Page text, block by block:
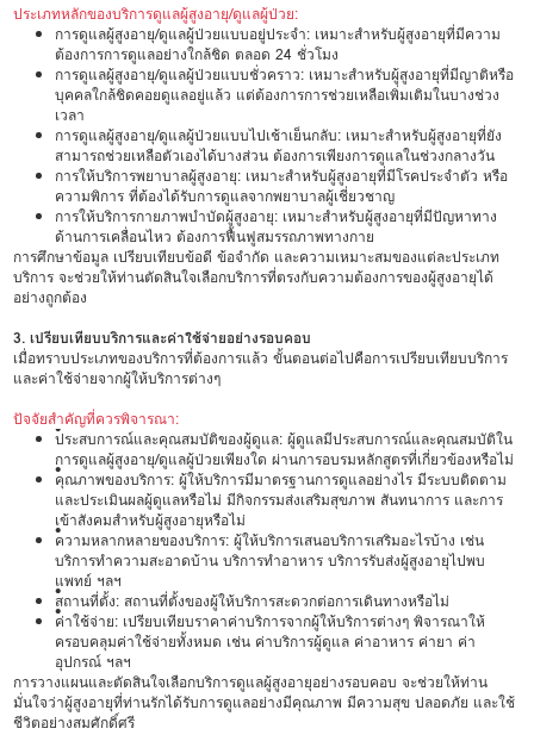
ประเภทหลักของบริการดูแลผู้สูงอายุ/ดูแลผู้ป่วย:
การดูแลผู้สูงอายุ/ดูแลผู้ป่วยแบบอยู่ประจำ: เหมาะสำหรับผู้สูงอายุที่มีความ
ต้องการการดูแลอย่างใกล้ชิด ตลอด 24 ชั่วโมง
การดูแลผู้สูงอายุ/ดูแลผู้ป่วยแบบชั่วคราว: เหมาะสำหรับผู้สูงอายุที่มีญาติหรือ
บุคคลใกล้ชิดคอยดูแลอยู่แล้ว แต่ต้องการการช่วยเหลือเพิ่มเติมในบางช่วง
เวลา
การดูแลผู้สูงอายุ/ดูแลผู้ป่วยแบบไปเช้าเย็นกลับ: เหมาะสำหรับผู้สูงอายุที่ยัง
สามารถช่วยเหลือตัวเองได้บางส่วน ต้องการเพียงการดูแลในช่วงกลางวัน
การให้บริการพยาบาลผู้สูงอายุ: เหมาะสำหรับผู้สูงอายุที่มีโรคประจำตัว หรือ
ความพิการ ที่ต้องได้รับการดูแลจากพยาบาลผู้เชี่ยวชาญ
การให้บริการกายภาพบำบัดผู้สูงอายุ: เหมาะสำหรับผู้สูงอายุที่มีปัญหาทาง
ด้านการเคลื่อนไหว ต้องการฟื้นฟูสมรรถภาพทางกาย
การศึกษาข้อมูล เปรียบเทียบข้อดี ข้อจำกัด และความเหมาะสมของแต่ละประเภท
บริการ จะช่วยให้ท่านตัดสินใจเลือกบริการที่ตรงกับความต้องการของผู้สูงอายุได้
อย่างถูกต้อง
3. เปรียบเทียบบริการและค่าใช้จ่ายอย่างรอบคอบ
เมื่อทราบประเภทของบริการที่ต้องการแล้ว ขั้นตอนต่อไปคือการเปรียบเทียบบริการ
และค่าใช้จ่ายจากผู้ให้บริการต่างๆ
ปัจจัยสำคัญที่ควรพิจารณา:
•
ประสบการณ์และคุณสมบัติของผู้ดูแล: ผู้ดูแลมีประสบการณ์และคุณสมบัติใน
การดูแลผู้สูงอายุ/ดูแลผู้ป่วยเพียงใด ผ่านการอบรมหลักสูตรที่เกี่ยวข้องหรือไม่
•
คุณภาพของบริการ: ผู้ให้บริการมีมาตรฐานการดูแลอย่างไร มีระบบติดตาม
และประเมินผลผู้ดูแลหรือไม่ มีกิจกรรมส่งเสริมสุขภาพ สันทนาการ และการ
เข้าสังคมสำหรับผู้สูงอายุหรือไม่
•
ความหลากหลายของบริการ: ผู้ให้บริการเสนอบริการเสริมอะไรบ้าง เช่น
บริการทำความสะอาดบ้าน บริการทำอาหาร บริการรับส่งผู้สูงอายุไปพบ
แพทย์ ฯลฯ
•
สถานที่ตั้ง: สถานที่ตั้งของผู้ให้บริการสะดวกต่อการเดินทางหรือไม่
•
ค่าใช้จ่าย: เปรียบเทียบราคาค่าบริการจากผู้ให้บริการต่างๆ พิจารณาให้
ครอบคลุมค่าใช้จ่ายทั้งหมด เช่น ค่าบริการผู้ดูแล ค่าอาหาร ค่ายา ค่า
อุปกรณ์ ฯลฯ
การวางแผนและตัดสินใจเลือกบริการดูแลผู้สูงอายุอย่างรอบคอบ จะช่วยให้ท่าน
มั่นใจว่าผู้สูงอายุที่ท่านรักได้รับการดูแลอย่างมีคุณภาพ มีความสุข ปลอดภัย และใช้
ชีวิตอย่างสมศักดิ์ศรี